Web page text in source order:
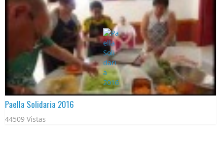
Paella Solidaria 2016
44509 Vistas